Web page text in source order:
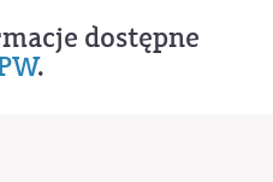
dostępne
.